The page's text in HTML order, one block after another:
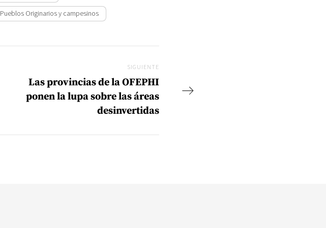
Pueblos Originarios y campesinos
SIGUIENTE
Las provincias de la OFEPHI
ponen la lupa sobre las áreas
desinvertidas